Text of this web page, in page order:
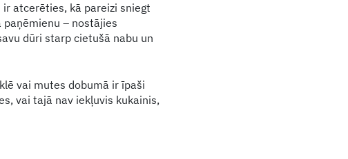
atcerēties, kā pareizi sniegt
– nostājies
dūri starp cietušā nabu un
vai mutes dobumā ir īpaši
vai tajā nav iekļuvis kukainis,